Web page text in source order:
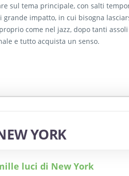
sul tema principale, con salti
grande impatto, in cui bisogna
come nel jazz, dopo tanti
e tutto acquista un senso.
YORK
luci di New York